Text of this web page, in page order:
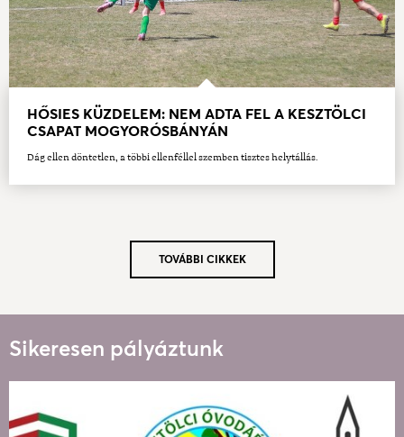
HŐSIES KÜZDELEM: NEM ADTA FEL A KESZTÖLCI
CSAPAT MOGYORÓSBÁNYÁN
Dág ellen döntetlen, a többi ellenféllel szemben tisztes helytállás.
TOVÁBBI CIKKEK
Sikeresen pályáztunk